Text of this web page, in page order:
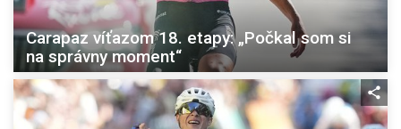
Carapaz víťazom 18. etapy: „Počkal som si
na správny moment“